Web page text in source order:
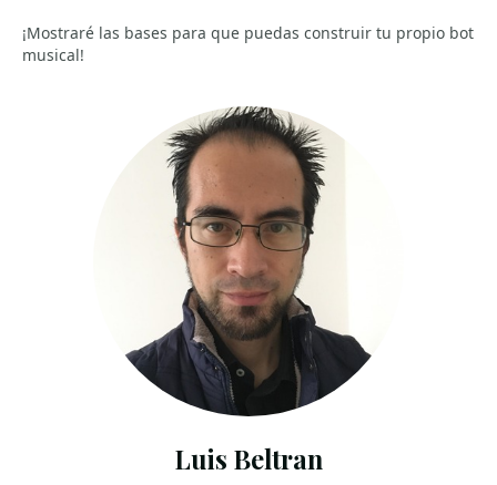
¡Mostraré las bases para que puedas construir tu propio bot
musical!
Luis Beltran